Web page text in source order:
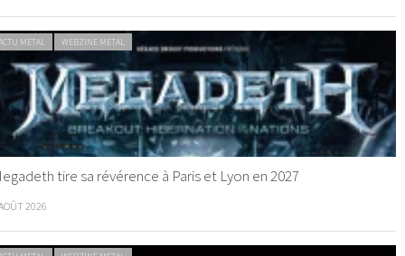
METAL WEBZINE METAL
tire sa révérence à Paris et Lyon en 2027
2026